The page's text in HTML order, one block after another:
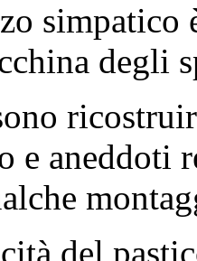
degli
e aneddoti
del